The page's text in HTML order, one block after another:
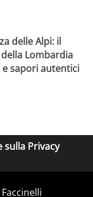
delle Alpi: il
Lombardia
sapori autentici
sulla Privacy